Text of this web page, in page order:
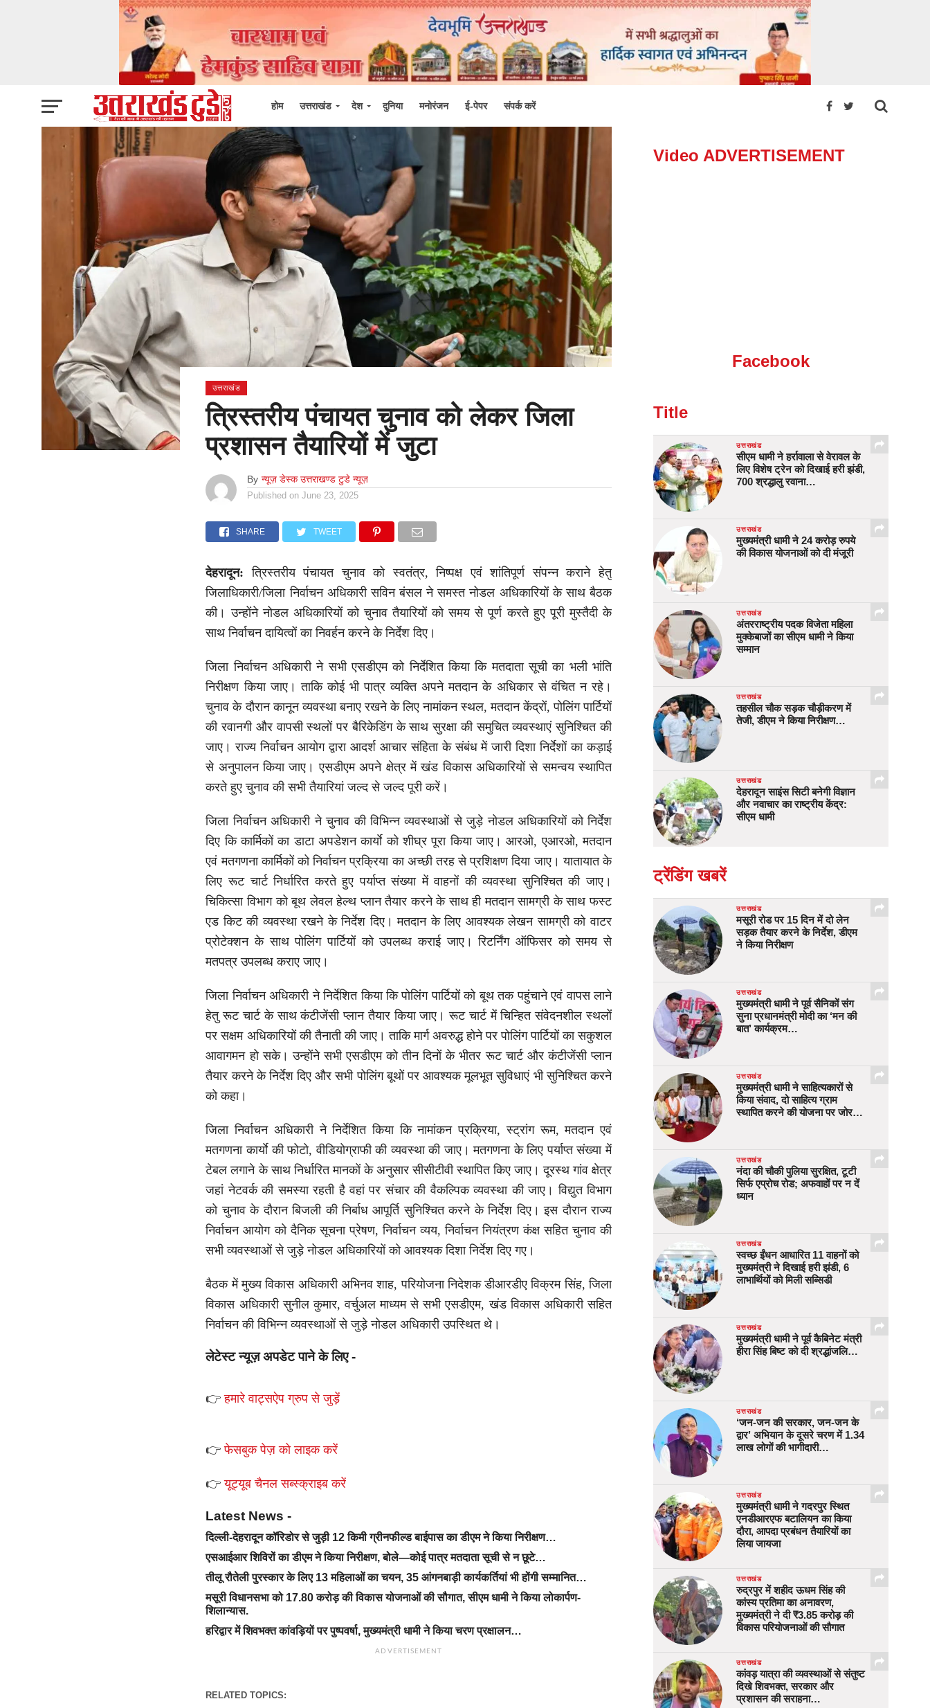
होम उत्तराखंड देश दुनिया मनोरंजन ई-पेपर संपर्क करें
उत्तराखंड
त्रिस्तरीय पंचायत चुनाव को लेकर जिला
प्रशासन तैयारियों में जुटा
By न्यूज़ डेस्क उत्तराखण्ड टुडे न्यूज़
Published on June 23, 2025
SHARE TWEET
देहरादून: त्रिस्तरीय पंचायत चुनाव को स्वतंत्र, निष्पक्ष एवं शांतिपूर्ण संपन्न कराने हेतु
जिलाधिकारी/जिला निर्वाचन अधिकारी सविन बंसल ने समस्त नोडल अधिकारियों के साथ बैठक
की। उन्होंने नोडल अधिकारियों को चुनाव तैयारियों को समय से पूर्ण करते हुए पूरी मुस्तैदी के
साथ निर्वाचन दायित्वों का निवर्हन करने के निर्देश दिए।
जिला निर्वाचन अधिकारी ने सभी एसडीएम को निर्देशित किया कि मतदाता सूची का भली भांति
निरीक्षण किया जाए। ताकि कोई भी पात्र व्यक्ति अपने मतदान के अधिकार से वंचित न रहे।
चुनाव के दौरान कानून व्यवस्था बनाए रखने के लिए नामांकन स्थल, मतदान केंद्रों, पोलिंग पार्टियों
की रवानगी और वापसी स्थलों पर बैरिकेडिंग के साथ सुरक्षा की समुचित व्यवस्थाएं सुनिश्चित की
जाए। राज्य निर्वाचन आयोग द्वारा आदर्श आचार संहिता के संबंध में जारी दिशा निर्देशों का कड़ाई
से अनुपालन किया जाए। एसडीएम अपने क्षेत्र में खंड विकास अधिकारियों से समन्वय स्थापित
करते हुए चुनाव की सभी तैयारियां जल्द से जल्द पूरी करें।
जिला निर्वाचन अधिकारी ने चुनाव की विभिन्न व्यवस्थाओं से जुड़े नोडल अधिकारियों को निर्देश
दिए कि कार्मिकों का डाटा अपडेशन कार्याे को शीघ्र पूरा किया जाए। आरओ, एआरओ, मतदान
एवं मतगणना कार्मिकों को निर्वाचन प्रक्रिया का अच्छी तरह से प्रशिक्षण दिया जाए। यातायात के
लिए रूट चार्ट निर्धारित करते हुए पर्याप्त संख्या में वाहनों की व्यवस्था सुनिश्चित की जाए।
चिकित्सा विभाग को बूथ लेवल हेल्थ प्लान तैयार करने के साथ ही मतदान सामग्री के साथ फस्ट
एड किट की व्यवस्था रखने के निर्देश दिए। मतदान के लिए आवश्यक लेखन सामग्री को वाटर
प्रोटेक्शन के साथ पोलिंग पार्टियों को उपलब्ध कराई जाए। रिटर्निंग ऑफिसर को समय से
मतपत्र उपलब्ध कराए जाए।
जिला निर्वाचन अधिकारी ने निर्देशित किया कि पोलिंग पार्टियों को बूथ तक पहुंचाने एवं वापस लाने
हेतु रूट चार्ट के साथ कंटीजेंसी प्लान तैयार किया जाए। रूट चार्ट में चिन्हित संवेदनशील स्थलों
पर सक्षम अधिकारियों की तैनाती की जाए। ताकि मार्ग अवरुद्ध होने पर पोलिंग पार्टियों का सकुशल
आवागमन हो सके। उन्होंने सभी एसडीएम को तीन दिनों के भीतर रूट चार्ट और कंटीजेंसी प्लान
तैयार करने के निर्देश दिए और सभी पोलिंग बूथों पर आवश्यक मूलभूत सुविधाएं भी सुनिश्चित करने
को कहा।
जिला निर्वाचन अधिकारी ने निर्देशित किया कि नामांकन प्रक्रिया, स्ट्रांग रूम, मतदान एवं
मतगणना कार्याे की फोटो, वीडियोग्राफी की व्यवस्था की जाए। मतगणना के लिए पर्याप्त संख्या में
टेबल लगाने के साथ निर्धारित मानकों के अनुसार सीसीटीवी स्थापित किए जाए। दूरस्थ गांव क्षेत्र
जहां नेटवर्क की समस्या रहती है वहां पर संचार की वैकल्पिक व्यवस्था की जाए। विद्युत विभाग
को चुनाव के दौरान बिजली की निर्बाध आपूर्ति सुनिश्चित करने के निर्देश दिए। इस दौरान राज्य
निर्वाचन आयोग को दैनिक सूचना प्रेषण, निर्वाचन व्यय, निर्वाचन नियंत्रण कंक्ष सहित चुनाव की
सभी व्यवस्थाओं से जुड़े नोडल अधिकारियों को आवश्यक दिशा निर्देश दिए गए।
बैठक में मुख्य विकास अधिकारी अभिनव शाह, परियोजना निदेशक डीआरडीए विक्रम सिंह, जिला
विकास अधिकारी सुनील कुमार, वर्चुअल माध्यम से सभी एसडीएम, खंड विकास अधिकारी सहित
निर्वाचन की विभिन्न व्यवस्थाओं से जुड़े नोडल अधिकारी उपस्थित थे।
लेटेस्ट न्यूज़ अपडेट पाने के लिए -
👉हमारे वाट्सऐप ग्रुप से जुड़ें
👉फेसबुक पेज़ को लाइक करें
👉यूट्यूब चैनल सब्स्क्राइब करें
Latest News -
दिल्ली-देहरादून कॉरिडोर से जुड़ी 12 किमी ग्रीनफील्ड बाईपास का डीएम ने किया निरीक्षण…
एसआईआर शिविरों का डीएम ने किया निरीक्षण, बोले—कोई पात्र मतदाता सूची से न छूटे…
तीलू रौतेली पुरस्कार के लिए 13 महिलाओं का चयन, 35 आंगनबाड़ी कार्यकर्तियां भी होंगी सम्मानित…
मसूरी विधानसभा को 17.80 करोड़ की विकास योजनाओं की सौगात, सीएम धामी ने किया लोकार्पण-
शिलान्यास.
हरिद्वार में शिवभक्त कांवड़ियों पर पुष्पवर्षा, मुख्यमंत्री धामी ने किया चरण प्रक्षालन…
ADVERTISEMENT
RELATED TOPICS:
Video ADVERTISEMENT
Facebook
Title
उत्तराखंड
सीएम धामी ने हर्रावाला से वेरावल के
लिए विशेष ट्रेन को दिखाई हरी झंडी,
700 श्रद्धालु रवाना…
उत्तराखंड
मुख्यमंत्री धामी ने 24 करोड़ रुपये
की विकास योजनाओं को दी मंजूरी
उत्तराखंड
अंतरराष्ट्रीय पदक विजेता महिला
मुक्केबाजों का सीएम धामी ने किया
सम्मान
उत्तराखंड
तहसील चौक सड़क चौड़ीकरण में
तेजी, डीएम ने किया निरीक्षण…
उत्तराखंड
देहरादून साइंस सिटी बनेगी विज्ञान
और नवाचार का राष्ट्रीय केंद्र:
सीएम धामी
ट्रेंडिंग खबरें
उत्तराखंड
मसूरी रोड पर 15 दिन में दो लेन
सड़क तैयार करने के निर्देश, डीएम
ने किया निरीक्षण
उत्तराखंड
मुख्यमंत्री धामी ने पूर्व सैनिकों संग
सुना प्रधानमंत्री मोदी का ‘मन की
बात’ कार्यक्रम…
उत्तराखंड
मुख्यमंत्री धामी ने साहित्यकारों से
किया संवाद, दो साहित्य ग्राम
स्थापित करने की योजना पर जोर…
उत्तराखंड
नंदा की चौकी पुलिया सुरक्षित, टूटी
सिर्फ एप्रोच रोड; अफवाहों पर न दें
ध्यान
उत्तराखंड
स्वच्छ ईंधन आधारित 11 वाहनों को
मुख्यमंत्री ने दिखाई हरी झंडी, 6
लाभार्थियों को मिली सब्सिडी
उत्तराखंड
मुख्यमंत्री धामी ने पूर्व कैबिनेट मंत्री
हीरा सिंह बिष्ट को दी श्रद्धांजलि…
उत्तराखंड
‘जन-जन की सरकार, जन-जन के
द्वार’ अभियान के दूसरे चरण में 1.34
लाख लोगों की भागीदारी…
उत्तराखंड
मुख्यमंत्री धामी ने गदरपुर स्थित
एनडीआरएफ बटालियन का किया
दौरा, आपदा प्रबंधन तैयारियों का
लिया जायजा
उत्तराखंड
रुद्रपुर में शहीद ऊधम सिंह की
कांस्य प्रतिमा का अनावरण,
मुख्यमंत्री ने दी ₹3.85 करोड़ की
विकास परियोजनाओं की सौगात
उत्तराखंड
कांवड़ यात्रा की व्यवस्थाओं से संतुष्ट
दिखे शिवभक्त, सरकार और
प्रशासन की सराहना…